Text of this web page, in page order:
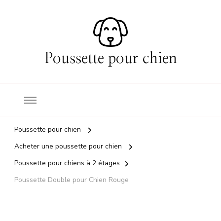
Poussette pour chien
Poussette pour chien
Acheter une poussette pour chien
Poussette pour chiens à 2 étages
Poussette Double pour Chien Rouge